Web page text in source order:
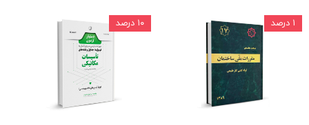
۱ درصد ۱۰ درصد